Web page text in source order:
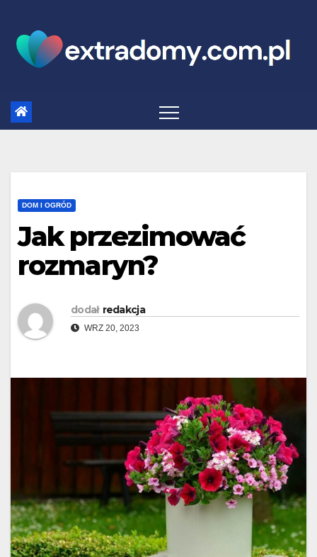
content
DOM I OGRÓD
Jak przezimować
rozmaryn?
dodał redakcja
WRZ 20, 2023